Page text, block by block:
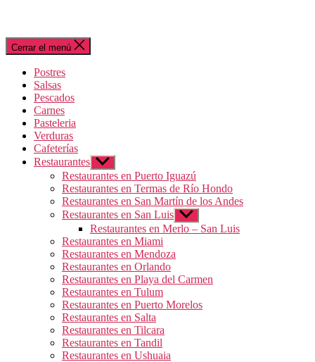
Cerrar el menú
Postres
Salsas
Pescados
Carnes
Pasteleria
Verduras
Cafeterías
Restaurantes Mostrar
el
submenú
Restaurantes en Puerto Iguazú
Restaurantes en Termas de Río Hondo
Restaurantes en San Martín de los Andes
Restaurantes en San Luis Mostrar
el
submenú
Restaurantes en Merlo – San Luis
Restaurantes en Miami
Restaurantes en Mendoza
Restaurantes en Orlando
Restaurantes en Playa del Carmen
Restaurantes en Tulum
Restaurantes en Puerto Morelos
Restaurantes en Salta
Restaurantes en Tilcara
Restaurantes en Tandil
Restaurantes en Ushuaia